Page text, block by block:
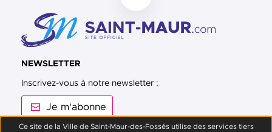
NEWSLETTER
Inscrivez-vous à notre newsletter :
Je m'abonne
Ce site de la Ville de Saint-Maur-des-Fossés utilise des services tiers